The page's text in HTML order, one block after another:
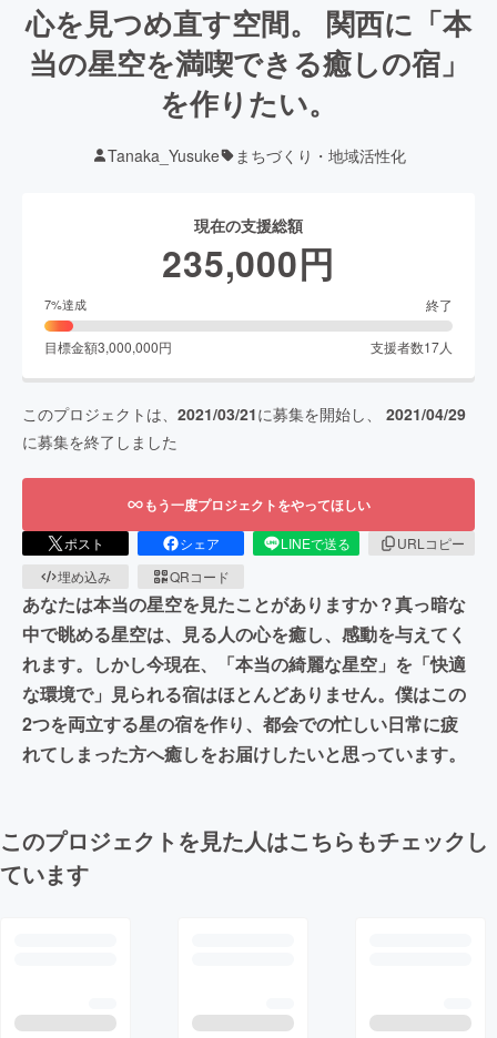
心を見つめ直す空間。 関西に「本
当の星空を満喫できる癒しの宿」
を作りたい。
Tanaka_Yusuke まちづくり・地域活性化
現在の支援総額
235,000円
7%達成 終了
目標金額3,000,000円 支援者数17人
このプロジェクトは、 2021/03/21に募集を開始し、 2021/04/29
に募集を終了しました
もう一度プロジェクトをやってほしい
ポスト シェア LINEで送る
URLコピー
埋め込み
QRコード
あなたは本当の星空を見たことがありますか？真っ暗な
中で眺める星空は、見る人の心を癒し、感動を与えてく
れます。しかし今現在、「本当の綺麗な星空」を「快適
な環境で」見られる宿はほとんどありません。僕はこの
2つを両立する星の宿を作り、都会での忙しい日常に疲
れてしまった方へ癒しをお届けしたいと思っています。
このプロジェクトを見た人はこちらもチェックし
ています